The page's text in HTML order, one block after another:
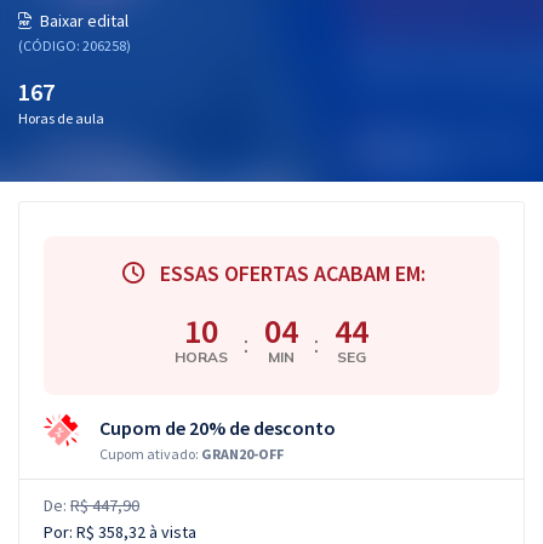
Conteúdo gratuito
Atendimento
Baixar edital
(CÓDIGO: 206258)
167
Horas de aula
ESSAS OFERTAS ACABAM EM:
10
HORAS : 04
MIN : 44
SEG
Cupom de 20% de desconto
Cupom ativado: GRAN20-OFF
De: R$ 447,90
Por: R$ 358,32à vista